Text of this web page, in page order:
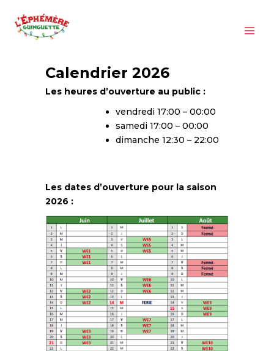
contenu
Calendrier 2026
Les heures d’ouverture au public :
vendredi 17:00 – 00:00
samedi 17:00 – 00:00
dimanche 12:30 – 22:00
Les dates d’ouverture pour la saison
2026 :